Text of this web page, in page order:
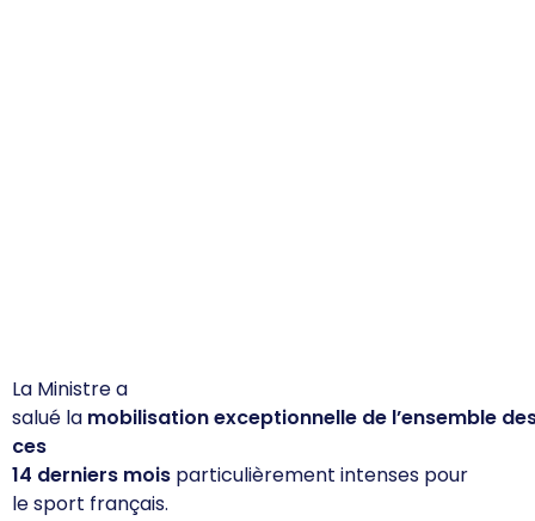
La Ministre a
salué la mobilisationexceptionnelle de l’ensemble
ces
14 derniers mois particulièrement intenses pour
le sport français.